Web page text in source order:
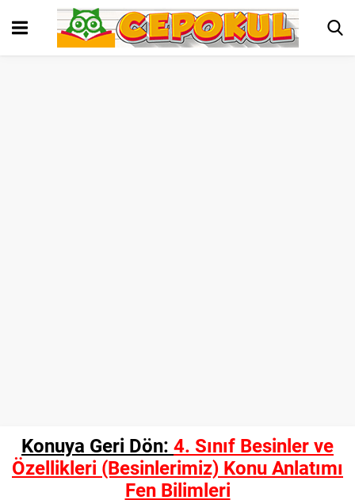
Konuya Geri Dön: 4. Sınıf Besinler ve
Özellikleri (Besinlerimiz) Konu Anlatımı
Fen Bilimleri